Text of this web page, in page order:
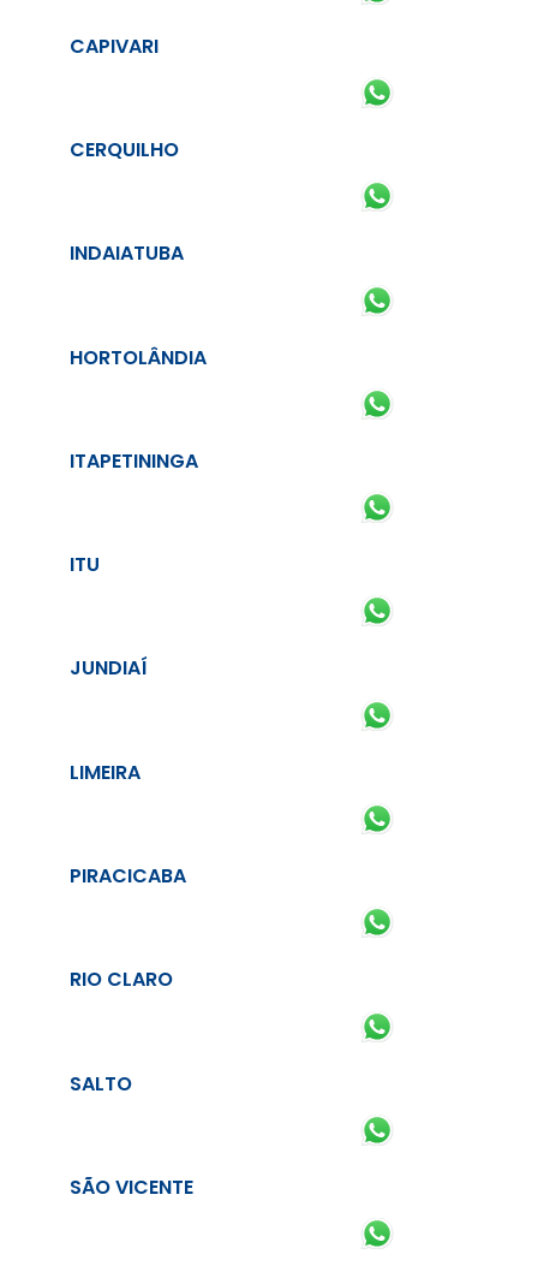
CAPIVARI
CERQUILHO
INDAIATUBA
HORTOLÂNDIA
ITAPETININGA
ITU
JUNDIAÍ
LIMEIRA
PIRACICABA
RIO CLARO
SALTO
SÃO VICENTE